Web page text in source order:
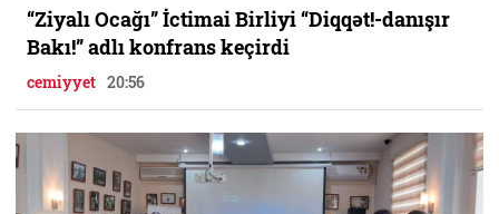
“Ziyalı Ocağı” İctimai Birliyi “Diqqət!-danışır
Bakı!” adlı konfrans keçirdi
cemiyyet 20:56